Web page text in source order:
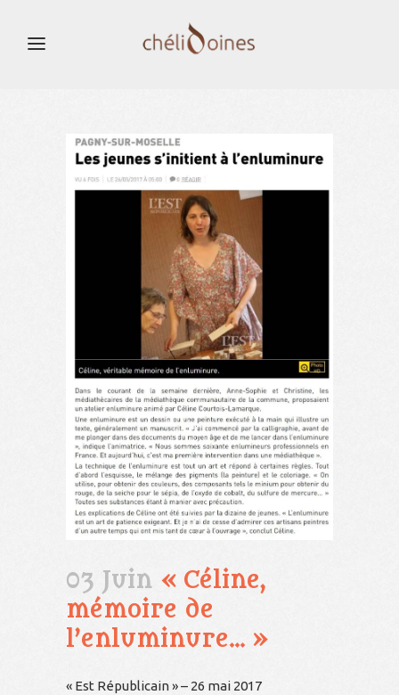
03 Juin « Céline,
mémoire de
l’enluminure… »
« Est Républicain » – 26 mai 2017